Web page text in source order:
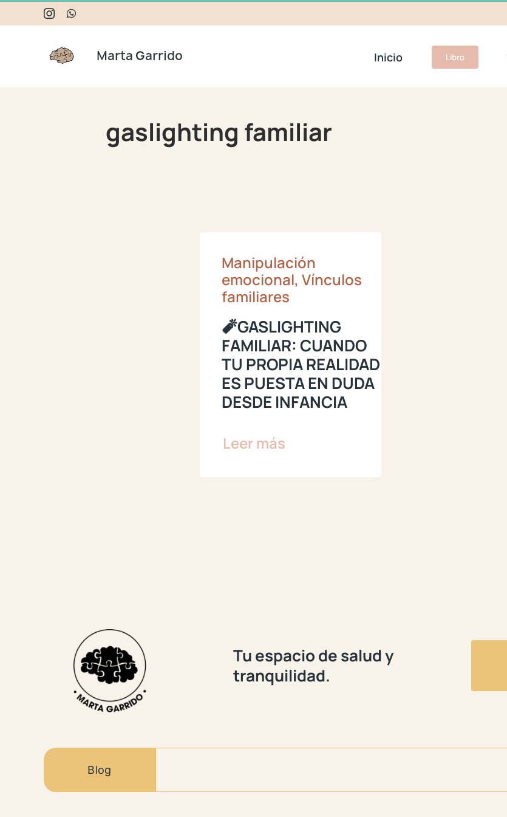
to
InstagramWhatsApp
Inicio Libro
gaslighting familiar
Manipulación
emocional, Vínculos
familiares
🧨GASLIGHTING
FAMILIAR: CUANDO
TU PROPIA REALIDAD
ES PUESTA EN DUDA
DESDE INFANCIA
Leer más
Tu espacio de salud y
tranquilidad.
Blog